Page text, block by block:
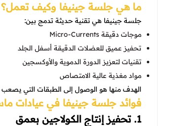
ما هي جلسة جينيفا وكيف تعمل؟
جلسة جينيفا هي تقنية حديثة تدمج بين:
موجات دقيقة Micro-Currents
تحفيز عميق للعضلات الدقيقة أسفل الجلد
تقنيات لتعزيز الدورة الدموية والأوكسجين
مواد مغذية عالية الامتصاص
الهدف منها هو الوصول إلى الطبقات التي يصعب
فوائد جلسة جينيفا في عيادات
1. تحفيز إنتاج الكولاجين بعمق